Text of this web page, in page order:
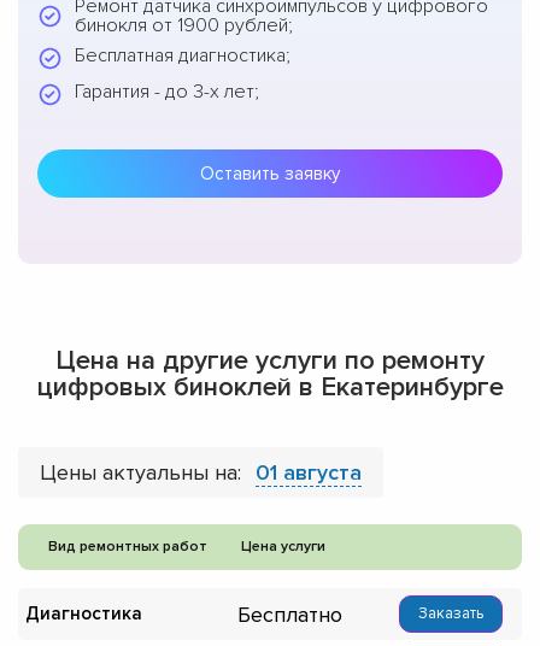
Ремонт датчика синхроимпульсов у цифрового
бинокля от 1900 рублей;
Бесплатная диагностика;
Гарантия - до 3-х лет;
Оставить заявку
Цена на другие услуги по ремонту
цифровых биноклей в Екатеринбурге
Цены актуальны на: 01 августа
Вид ремонтных работ Цена услуги
Диагностика Бесплатно Заказать